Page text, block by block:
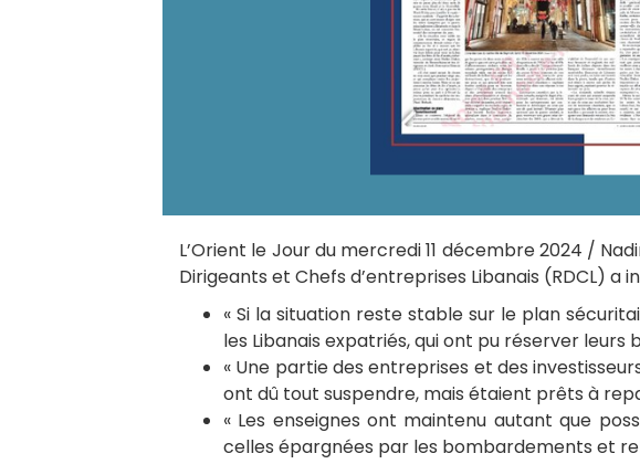
L’Orient le Jour du mercredi 11 décembre 2024 /
Dirigeants et Chefs d’entreprises Libanais (RDCL) a
« Si la situation reste stable sur le plan
les Libanais expatriés, qui ont pu réserver leurs
« Une partie des entreprises et des
ont dû tout suspendre, mais étaient prêts à
« Les enseignes ont maintenu autant que
celles épargnées par les bombardements et